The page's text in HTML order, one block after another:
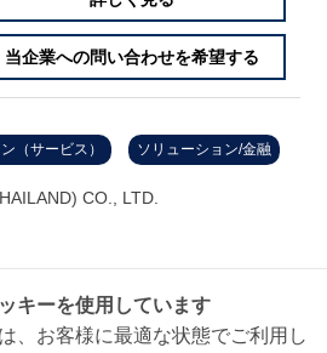
当企業への問い合わせを希望する
（サービス） ソリューション/金融
CO., LTD.
Leasing (Thailand) Co.,
キーを使用しています
、お客様に最適な状態でご利用し